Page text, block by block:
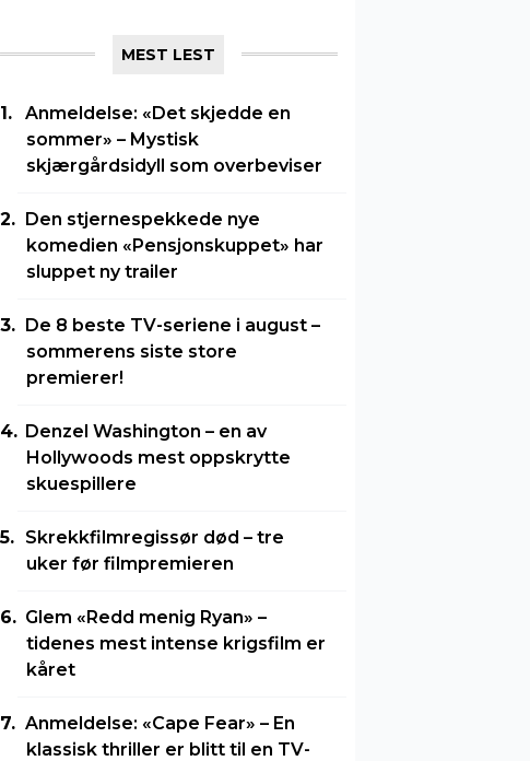
MEST LEST
Anmeldelse: «Det skjedde en
sommer» – Mystisk
skjærgårdsidyll som overbeviser
Den stjernespekkede nye
komedien «Pensjonskuppet» har
sluppet ny trailer
De 8 beste TV-seriene i august –
sommerens siste store
premierer!
Denzel Washington – en av
Hollywoods mest oppskrytte
skuespillere
Skrekkfilmregissør død – tre
uker før filmpremieren
Glem «Redd menig Ryan» –
tidenes mest intense krigsfilm er
kåret
Anmeldelse: «Cape Fear» – En
klassisk thriller er blitt til en TV-